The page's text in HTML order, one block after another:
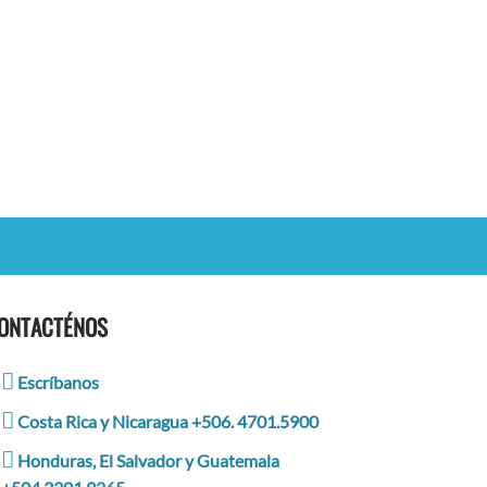
Escríbanos
Costa Rica y Nicaragua +506. 4701.5900
Honduras, El Salvador y Guatemala